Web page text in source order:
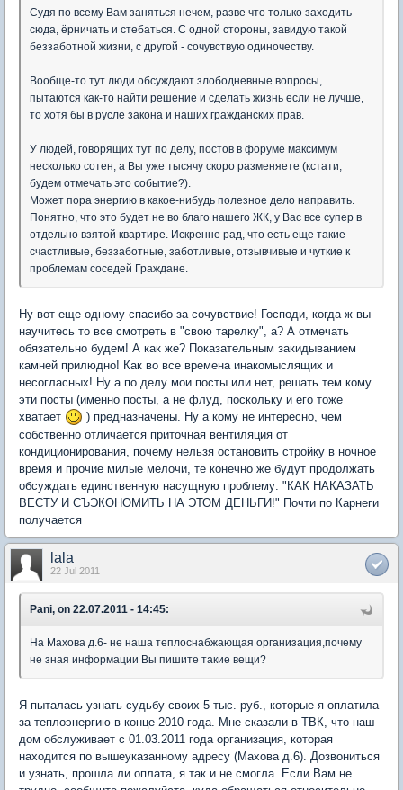
Судя по всему Вам заняться нечем, разве что только заходить
сюда, ёрничать и стебаться. С одной стороны, завидую такой
беззаботной жизни, с другой - сочувствую одиночеству.
Вообще-то тут люди обсуждают злободневные вопросы,
пытаются как-то найти решение и сделать жизнь если не лучше,
то хотя бы в русле закона и наших гражданских прав.
У людей, говорящих тут по делу, постов в форуме максимум
несколько сотен, а Вы уже тысячу скоро разменяете (кстати,
будем отмечать это событие?).
Может пора энергию в какое-нибудь полезное дело направить.
Понятно, что это будет не во благо нашего ЖК, у Вас все супер в
отдельно взятой квартире. Искренне рад, что есть еще такие
счастливые, беззаботные, заботливые, отзывчивые и чуткие к
проблемам соседей Граждане.
Ну вот еще одному спасибо за сочувствие! Господи, когда ж вы
научитесь то все смотреть в "свою тарелку", а? А отмечать
обязательно будем! А как же? Показательным закидыванием
камней прилюдно! Как во все времена инакомыслящих и
несогласных! Ну а по делу мои посты или нет, решать тем кому
эти посты (именно посты, а не флуд, поскольку и его тоже
хватает
) предназначены. Ну а кому не интересно, чем
собственно отличается приточная вентиляция от
кондиционирования, почему нельзя остановить стройку в ночное
время и прочие милые мелочи, те конечно же будут продолжать
обсуждать единственную насущную проблему: "КАК НАКАЗАТЬ
ВЕСТУ И СЪЭКОНОМИТЬ НА ЭТОМ ДЕНЬГИ!" Почти по Карнеги
получается
lala
22 Jul 2011
Pani, on 22.07.2011 - 14:45:
На Махова д.6- не наша теплоснабжающая организация,почему
не зная информации Вы пишите такие вещи?
Я пыталась узнать судьбу своих 5 тыс. руб., которые я оплатила
за теплоэнергию в конце 2010 года. Мне сказали в ТВК, что наш
дом обслуживает с 01.03.2011 года организация, которая
находится по вышеуказанному адресу (Махова д.6). Дозвониться
и узнать, прошла ли оплата, я так и не смогла. Если Вам не